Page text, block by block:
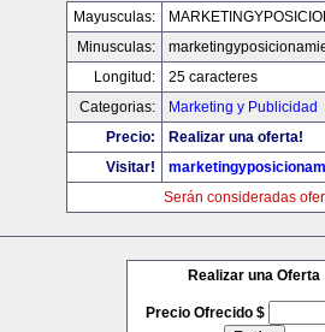
Mayusculas:
Minusculas:
Longitud:
25 caracteres
Categorias:
Marketing y Publicidad
Precio:
Realizar una oferta!
Visitar!
Serán consideradas
Realizar una Oferta
Precio Ofrecido $